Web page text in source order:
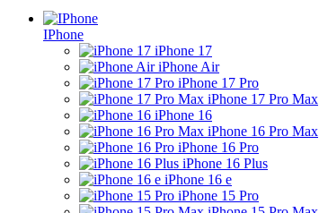
IPhone
iPhone 17
iPhone Air
iPhone 17 Pro
iPhone 17 Pro Max
iPhone 16
iPhone 16 Pro Max
iPhone 16 Pro
iPhone 16 Plus
iPhone 16 e
iPhone 15 Pro